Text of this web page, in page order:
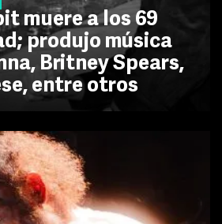
muere a los 69
produjo música
Britney Spears,
entre otros